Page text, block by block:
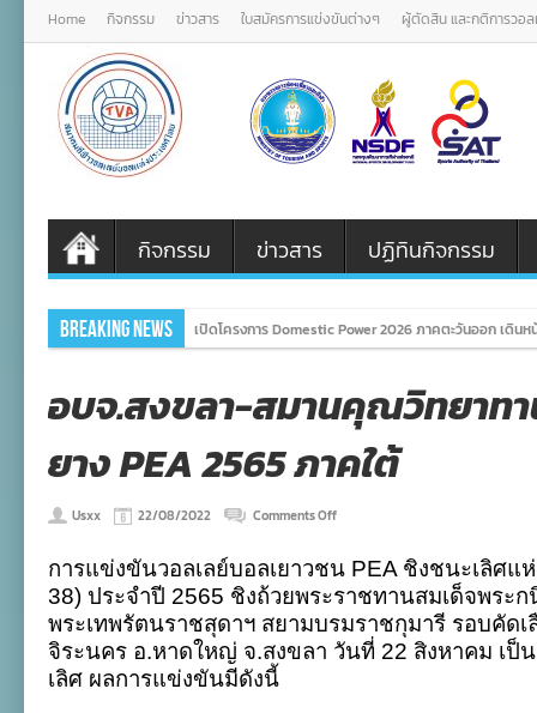
Home กิจกรรม ข่าวสาร ใบสมัครการแข่งขันต่างๆ ผู้ตัดสิน และกติการวอ
กิจกรรม ข่าวสาร ปฏิทินกิจกรรม
Breaking News เปิดโครงการ Domestic Power 2026 ภาคตะวันออก เดิน
อบจ.สงขลา-สมานคุณวิทยาท
ยาง PEA 2565 ภาคใต้
Usxx 22/08/2022 Comments Offon
คุณ
วิทยาทาน
คว้า
แชมป์
ลูก
การแข่งขันวอลเลย์บอลเยาวชน PEA ชิงชนะเลิศแ
38) ประจำปี 2565 ชิงถ้วยพระราชทานสมเด็จพระก
พระเทพรัตนราชสุดาฯ สยามบรมราชกุมารี รอบคัด
จิระนคร อ.หาดใหญ่ จ.สงขลา วันที่ 22 สิงหาคม เป็
เลิศ ผลการแข่งขันมีดังนี้